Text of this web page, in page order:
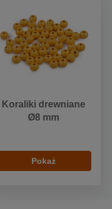
Koraliki drewniane
Ø8 mm
Pokaż